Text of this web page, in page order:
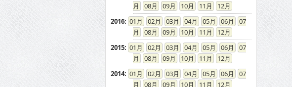
08
09 10 11
12
2016: 01 02 03 04 05 06
07
08
09 10 11
12
2015: 01 02 03 04 05 06
07
08
09 10 11
12
2014: 01 02 03 04 05 06
07
08
09 10 11
12